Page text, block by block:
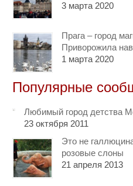
3 марта 2020
Прага – город
Приворожила
1 марта 2020
Популярные
Любимый город детства
23 октября 2011
Это не
розовые слоны
21 апреля 2013